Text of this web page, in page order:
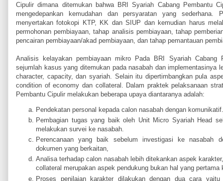
Cipulir dimana ditemukan bahwa BRI Syariah Cabang Pembantu
mengedepankan kemudahan dan persyaratan yang sederhana.
menyertakan fotokopi KTP, KK dan SIUP dan kemudian harus
permohonan pembiayaan, tahap analisis pembiayaan, tahap
pencairan pembiayaan/akad pembiayaan, dan tahap pemantauan
Analisis kelayakan pembiayaan mikro Pada BRI Syariah Cabang
sejumlah kasus yang ditemukan pada nasabah dan implementasinya
character, capacity, dan syariah. Selain itu dipertimbangkan pula
condition of economy dan collateral. Dalam praktek pelaksanaan
Pembantu Cipulir melakukan beberapa upaya diantaranya adalah:
Pendekatan personal kepada calon nasabah dengan komunikatif.
Pembagian tugas yang baik oleh Unit Micro Syariah Head
melakukan survei ke nasabah.
Perencanaan yang baik sebelum investigasi ke nasabah
dokumen yang berkaitan,
Analisa terhadap calon nasabah lebih ditekankan aspek
collateral merupakan aspek pendukung bukan hal yang pertama
Proses penilaian karakter dilakukan dengan dua cara yaitu